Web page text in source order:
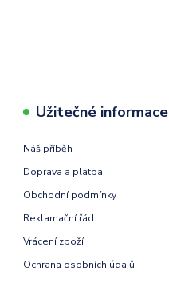
Užitečné informace
Náš příběh
Doprava a platba
Obchodní podmínky
Reklamační řád
Vrácení zboží
Ochrana osobních údajů